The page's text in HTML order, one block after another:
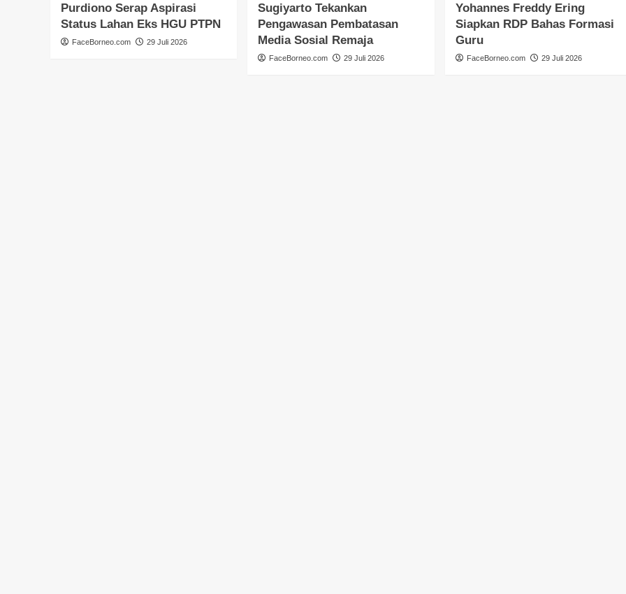
Purdiono Serap Aspirasi
Status Lahan Eks HGU PTPN
FaceBorneo.com 29 Juli 2026
Sugiyarto Tekankan
Pengawasan Pembatasan
Media Sosial Remaja
FaceBorneo.com 29 Juli 2026
Yohannes Freddy Ering
Siapkan RDP Bahas Formasi
Guru
FaceBorneo.com 29 Juli 2026